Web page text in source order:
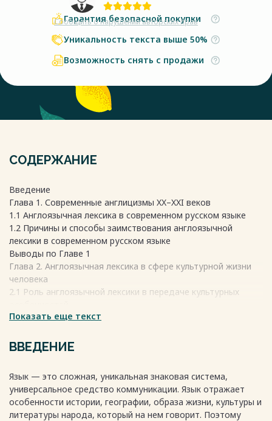
Сообщить о нарушении авторских прав
Гарантия безопасной покупки
Уникальность текста выше 50%
Возможность снять с продажи
СОДЕРЖАНИЕ
Введение
Глава 1. Современные англицизмы XX–XXI веков
1.1 Англоязычная лексика в современном русском языке
1.2 Причины и способы заимствования англоязычной
лексики в современном русском языке
Выводы по Главе 1
Глава 2. Англоязычная лексика в сфере культурной жизни
человека
2.1 Роль англоязычной лексики в передаче культурных
2.2 Анализ примеров англоязычной лексики, связанной с
Выводы по Главе 2
Заключение
Весь текст будет доступенпосле покупки
Показать еще текст
ВВЕДЕНИЕ
Язык — это сложная, уникальная знаковая система,
универсальное средство коммуникации. Язык отражает
особенности истории, географии, образа жизни, культуры и
литературы народа, который на нем говорит. Поэтому